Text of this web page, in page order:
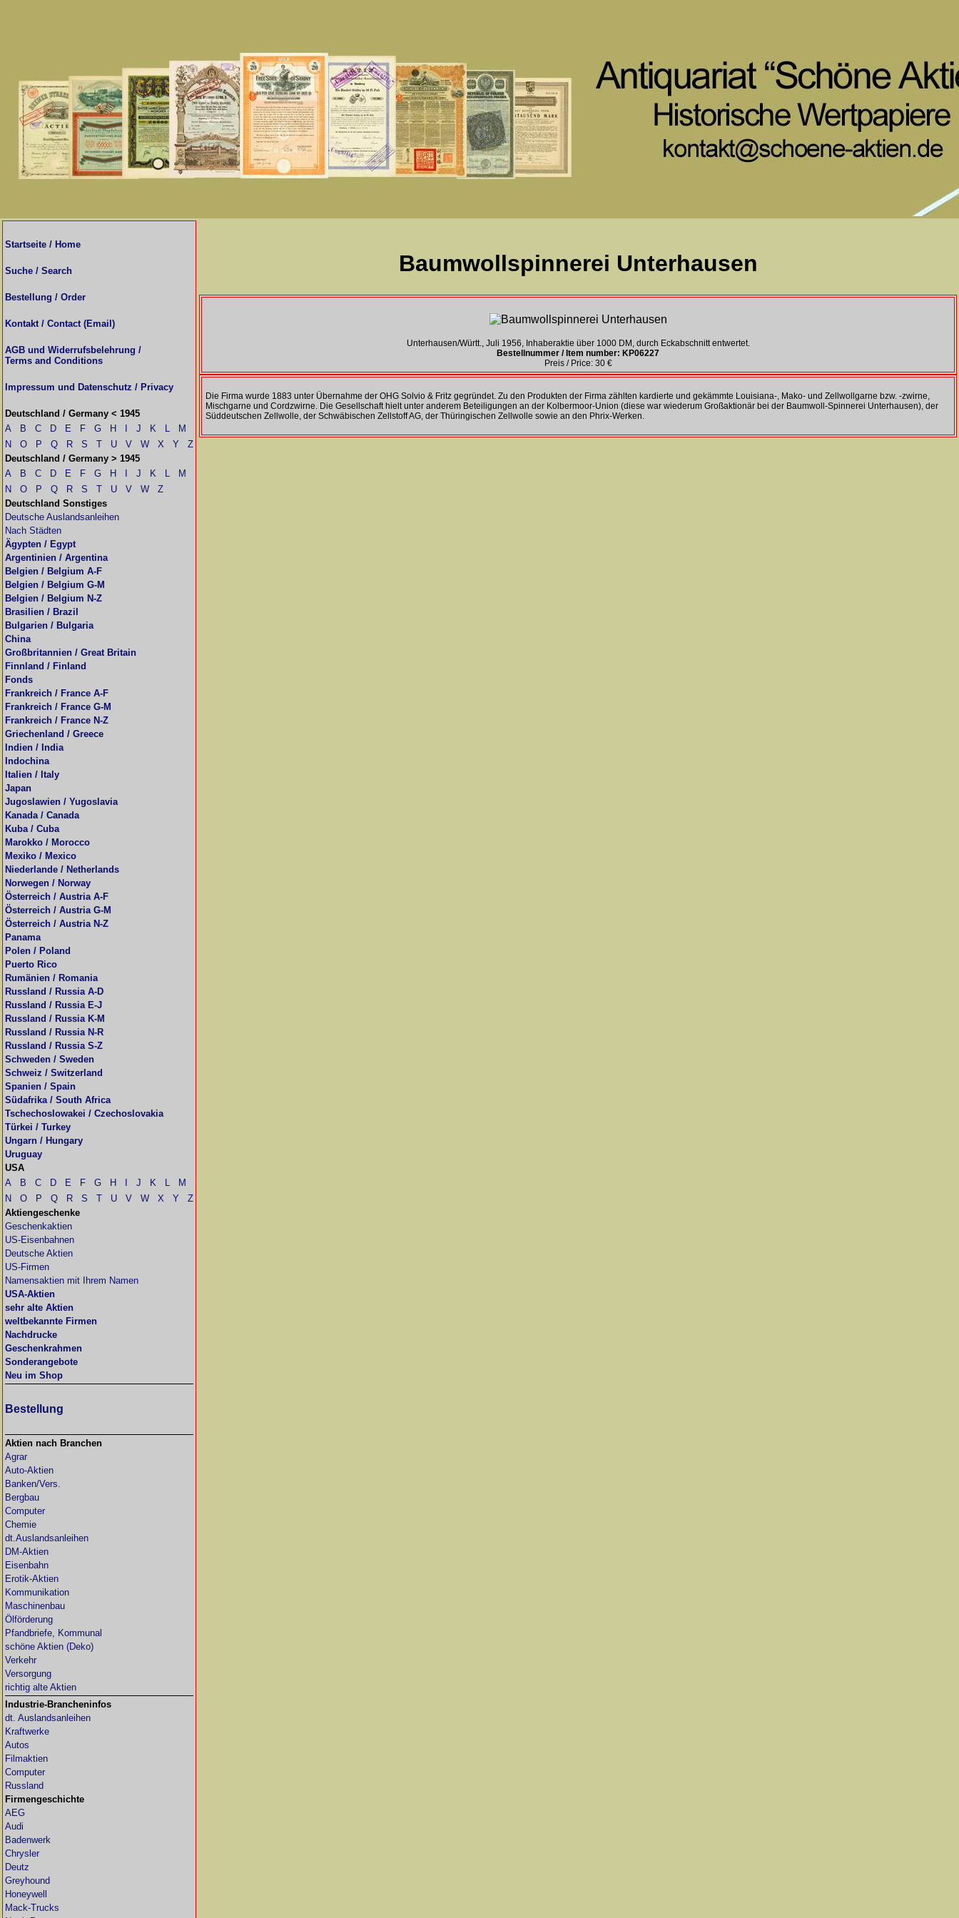
Startseite / Home
Suche / Search
Bestellung / Order
Kontakt / Contact (Email)
AGB und Widerrufsbelehrung /
Terms and Conditions
Impressum und Datenschutz / Privacy
Deutschland / Germany < 1945
A
B C D E F G H J K L
M
N
O P Q R S T U V W X Y
Z
Deutschland / Germany > 1945
A
B C D E F G H J K L
M
N
O P Q R S T U V W
Z
Deutschland Sonstiges
Deutsche Auslandsanleihen
Nach Städten
Ägypten / Egypt
Argentinien / Argentina
Belgien / Belgium A-F
Belgien / Belgium G-M
Belgien / Belgium N-Z
Brasilien / Brazil
Bulgarien / Bulgaria
China
Großbritannien / Great Britain
Finnland / Finland
Fonds
Frankreich / France A-F
Frankreich / France G-M
Frankreich / France N-Z
Griechenland / Greece
Indien / India
Indochina
Italien / Italy
Japan
Jugoslawien / Yugoslavia
Kanada / Canada
Kuba / Cuba
Marokko / Morocco
Mexiko / Mexico
Niederlande / Netherlands
Norwegen / Norway
Österreich / Austria A-F
Österreich / Austria G-M
Österreich / Austria N-Z
Panama
Polen / Poland
Puerto Rico
Rumänien / Romania
Russland / Russia A-D
Russland / Russia E-J
Russland / Russia K-M
Russland / Russia N-R
Russland / Russia S-Z
Schweden / Sweden
Schweiz / Switzerland
Spanien / Spain
Südafrika / South Africa
Tschechoslowakei / Czechoslovakia
Türkei / Turkey
Ungarn / Hungary
Uruguay
USA
A
B C D E F G H J K L
M
N
O P Q R S T U V W X Y
Z
Aktiengeschenke
Geschenkaktien
US-Eisenbahnen
Deutsche Aktien
US-Firmen
Namensaktien mit Ihrem Namen
USA-Aktien
sehr alte Aktien
weltbekannte Firmen
Nachdrucke
Geschenkrahmen
Sonderangebote
Neu im Shop
Bestellung
Aktien nach Branchen
Agrar
Auto-Aktien
Banken/Vers.
Bergbau
Computer
Chemie
dt.Auslandsanleihen
DM-Aktien
Eisenbahn
Erotik-Aktien
Kommunikation
Maschinenbau
Ölförderung
Pfandbriefe, Kommunal
schöne Aktien (Deko)
Verkehr
Versorgung
richtig alte Aktien
Industrie-Brancheninfos
dt. Auslandsanleihen
Kraftwerke
Autos
Filmaktien
Computer
Russland
Firmengeschichte
AEG
Audi
Badenwerk
Chrysler
Deutz
Greyhound
Honeywell
Mack-Trucks
Baumwollspinnerei Unterhausen
Unterhausen/Württ., Juli 1956, Inhaberaktie über 1000 DM, durch Eckabschnitt entwertet.
Bestellnummer / Item number: KP06227
Preis / Price: 30 €
Die Firma wurde 1883 unter Übernahme der OHG Solvio & Fritz gegründet. Zu den Produkten der Firma zählten kardierte und gekämmte Louisiana-, Mako- und Zellwollgarne bzw. -zwirne,
Mischgarne und Cordzwirne. Die Gesellschaft hielt unter anderem Beteiligungen an der Kolbermoor-Union (diese war wiederum Großaktionär bei der Baumwoll-Spinnerei Unterhausen), der
Süddeutschen Zellwolle, der Schwäbischen Zellstoff AG, der Thüringischen Zellwolle sowie an den Phrix-Werken.